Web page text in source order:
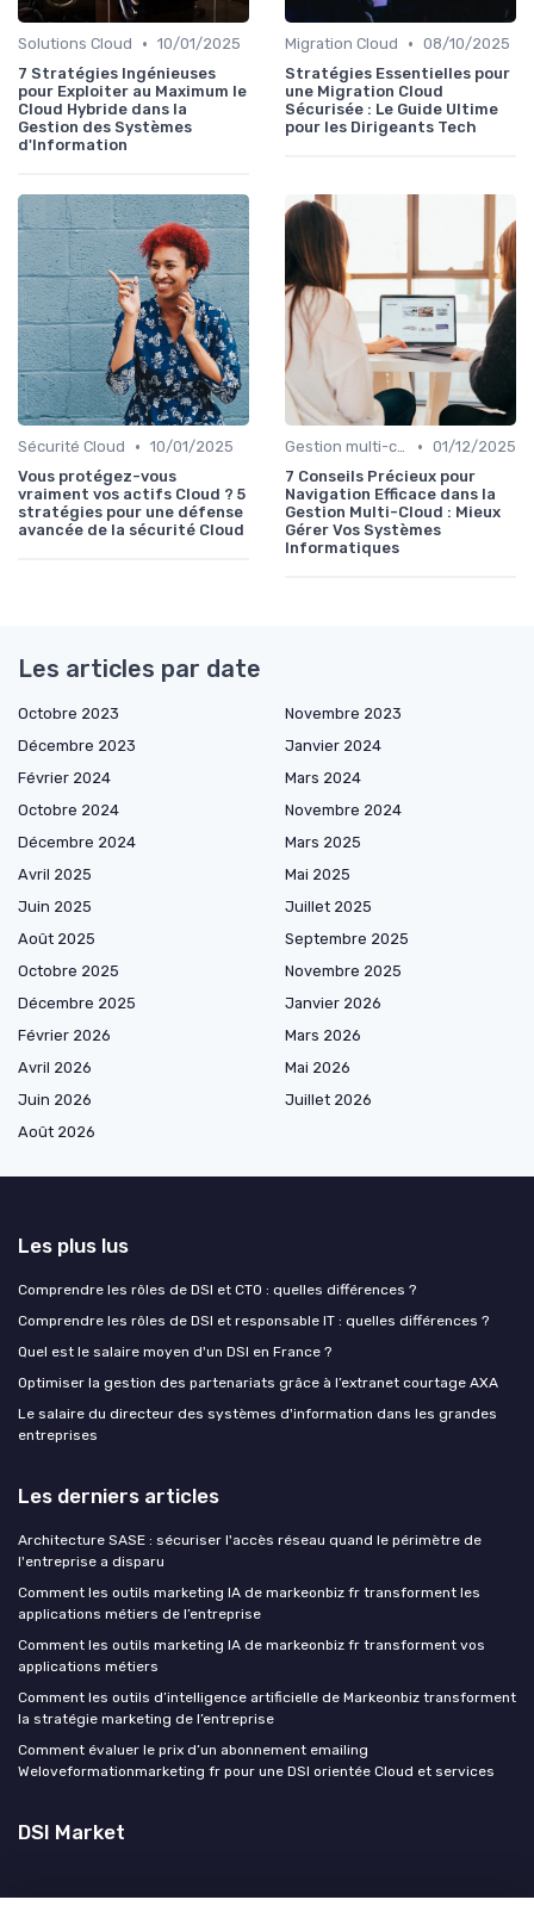
Solutions Cloud • 10/01/2025
7 Stratégies Ingénieuses
pour Exploiter au Maximum le
Cloud Hybride dans la
Gestion des Systèmes
d'Information
Migration Cloud • 08/10/2025
Stratégies Essentielles pour
une Migration Cloud
Sécurisée : Le Guide Ultime
pour les Dirigeants Tech
Sécurité Cloud • 10/01/2025
Vous protégez-vous
vraiment vos actifs Cloud ? 5
stratégies pour une défense
avancée de la sécurité Cloud
Gestion multi-cloud • 01/12/2025
7 Conseils Précieux pour
Navigation Efficace dans la
Gestion Multi-Cloud : Mieux
Gérer Vos Systèmes
Informatiques
Les articles par date
Octobre 2023
Novembre 2023
Décembre 2023
Janvier 2024
Février 2024
Mars 2024
Octobre 2024
Novembre 2024
Décembre 2024
Mars 2025
Avril 2025
Mai 2025
Juin 2025
Juillet 2025
Août 2025
Septembre 2025
Octobre 2025
Novembre 2025
Décembre 2025
Janvier 2026
Février 2026
Mars 2026
Avril 2026
Mai 2026
Juin 2026
Juillet 2026
Août 2026
Les plus lus
Comprendre les rôles de DSI et CTO : quelles différences ?
Comprendre les rôles de DSI et responsable IT : quelles différences ?
Quel est le salaire moyen d'un DSI en France ?
Optimiser la gestion des partenariats grâce à l’extranet courtage AXA
Le salaire du directeur des systèmes d'information dans les grandes
entreprises
Les derniers articles
Architecture SASE : sécuriser l'accès réseau quand le périmètre de
l'entreprise a disparu
Comment les outils marketing IA de markeonbiz fr transforment les
applications métiers de l’entreprise
Comment les outils marketing IA de markeonbiz fr transforment vos
applications métiers
Comment les outils d’intelligence artificielle de Markeonbiz transforment
la stratégie marketing de l’entreprise
Comment évaluer le prix d’un abonnement emailing
Weloveformationmarketing fr pour une DSI orientée Cloud et services
DSI Market